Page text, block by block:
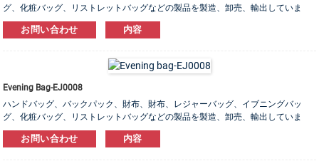
グ、化粧バッグ、リストレットバッグなどの製品を製造、卸売、輸出していま
す。 レザー、PU、キャンバス、ナイロン、コットン素材をご用意しております。
OEM＆ODM注文は大歓迎です！
お問い合わせ 内容
Evening Bag-EJ0008
ハンドバッグ、バックパック、財布、財布、レジャーバッグ、イブニングバッ
グ、化粧バッグ、リストレットバッグなどの製品を製造、卸売、輸出していま
す。 レザー、PU、キャンバス、ナイロン、コットン素材をご用意しております。
OEM＆ODM注文は大歓迎です！
お問い合わせ 内容